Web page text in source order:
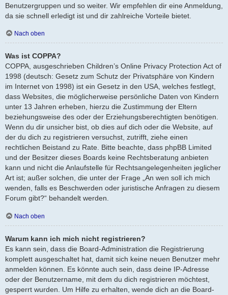
Benutzergruppen und so weiter. Wir empfehlen dir eine Anmeldung,
da sie schnell erledigt ist und dir zahlreiche Vorteile bietet.
Nach oben
Was ist COPPA?
COPPA, ausgeschrieben Children’s Online Privacy Protection Act of
1998 (deutsch: Gesetz zum Schutz der Privatsphäre von Kindern
im Internet von 1998) ist ein Gesetz in den USA, welches festlegt,
dass Websites, die möglicherweise persönliche Daten von Kindern
unter 13 Jahren erheben, hierzu die Zustimmung der Eltern
beziehungsweise des oder der Erziehungsberechtigten benötigen.
Wenn du dir unsicher bist, ob dies auf dich oder die Website, auf
der du dich zu registrieren versuchst, zutrifft, ziehe einen
rechtlichen Beistand zu Rate. Bitte beachte, dass phpBB Limited
und der Besitzer dieses Boards keine Rechtsberatung anbieten
kann und nicht die Anlaufstelle für Rechtsangelegenheiten jeglicher
Art ist; außer solchen, die unter der Frage „An wen soll ich mich
wenden, falls es Beschwerden oder juristische Anfragen zu diesem
Forum gibt?“ behandelt werden.
Nach oben
Warum kann ich mich nicht registrieren?
Es kann sein, dass die Board-Administration die Registrierung
komplett ausgeschaltet hat, damit sich keine neuen Benutzer mehr
anmelden können. Es könnte auch sein, dass deine IP-Adresse
oder der Benutzername, mit dem du dich registrieren möchtest,
gesperrt wurden. Um Hilfe zu erhalten, wende dich an die Board-